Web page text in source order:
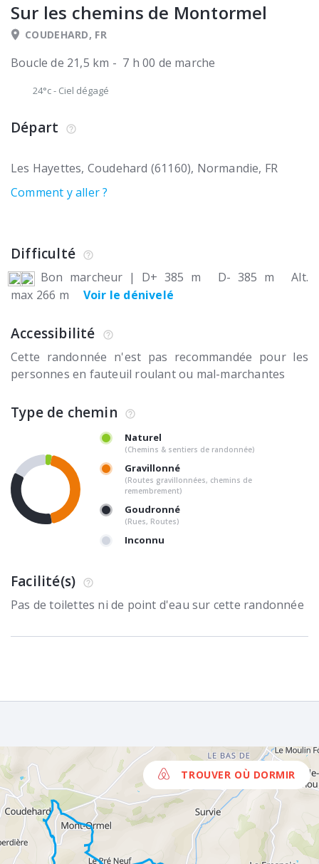
Sur les chemins de Montormel
COUDEHARD, FR
Boucle de 21,5 km - 7 h 00 de marche
24°c- Ciel dégagé
Départ
Les Hayettes Coudehard (61160) Normandie FR
Comment y aller ?
Difficulté
Bon marcheur | D+ 385 m D- 385 m
Alt.
max 266 m
Voir le dénivelé
Accessibilité
Cette randonnée n'est pas recommandée pour les
personnes en fauteuil roulant ou mal-marchantes
Type de chemin
Naturel
(Chemins & sentiers de randonnée)
Gravillonné
(Routes gravillonnées, chemins de
remembrement)
Goudronné
(Rues, Routes)
Inconnu
Facilité(s)
Pas de toilettes ni de point d'eau sur cette randonnée
TROUVER OÙ DORMIR